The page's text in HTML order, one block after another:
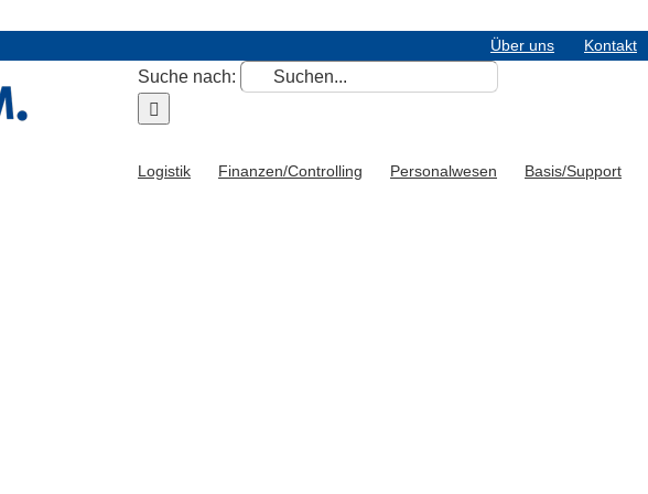
Über uns Kontakt
Suche nach:
Logistik Finanzen/Controlling Personalwesen Basis/Support